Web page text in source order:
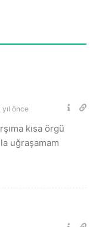
yıl önce
kısa örgü
uğraşamam